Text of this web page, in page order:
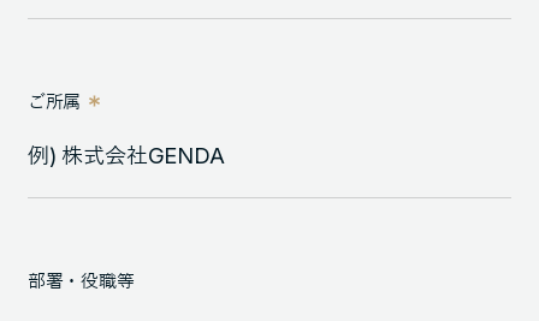
ご所属
部署・役職等